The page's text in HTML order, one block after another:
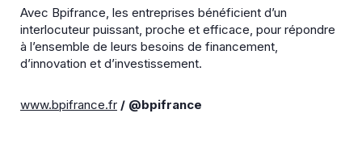
Avec Bpifrance, les entreprises bénéficient d’un
interlocuteur puissant, proche et efficace, pour répondre
à l’ensemble de leurs besoins de financement,
d’innovation et d’investissement.
www.bpifrance.fr / @bpifrance